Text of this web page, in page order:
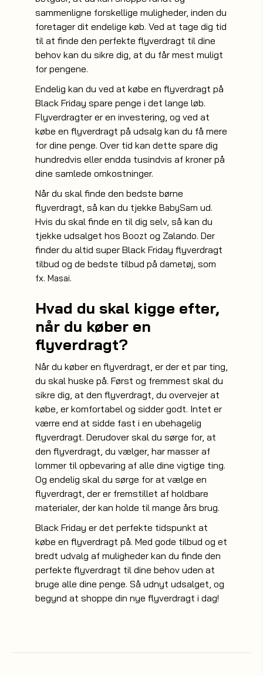
sammenligne forskellige muligheder, inden du
foretager dit endelige køb. Ved at tage dig tid
til at finde den perfekte flyverdragt til dine
behov kan du sikre dig, at du får mest muligt
for pengene.
Endelig kan du ved at købe en flyverdragt på
Black Friday spare penge i det lange løb.
Flyverdragter er en investering, og ved at
købe en flyverdragt på udsalg kan du få mere
for dine penge. Over tid kan dette spare dig
hundredvis eller endda tusindvis af kroner på
dine samlede omkostninger.
Når du skal finde den bedste børne
flyverdragt, så kan du tjekke BabySam ud.
Hvis du skal finde en til dig selv, så kan du
tjekke udsalget hos Boozt og Zalando. Der
finder du altid super Black Friday flyverdragt
tilbud og de bedste tilbud på dametøj, som
fx. Masai.
Hvad du skal kigge efter,
når du køber en
flyverdragt?
Når du køber en flyverdragt, er der et par ting,
du skal huske på. Først og fremmest skal du
sikre dig, at den flyverdragt, du overvejer at
købe, er komfortabel og sidder godt. Intet er
værre end at sidde fast i en ubehagelig
flyverdragt. Derudover skal du sørge for, at
den flyverdragt, du vælger, har masser af
lommer til opbevaring af alle dine vigtige ting.
Og endelig skal du sørge for at vælge en
flyverdragt, der er fremstillet af holdbare
materialer, der kan holde til mange års brug.
Black Friday er det perfekte tidspunkt at
købe en flyverdragt på. Med gode tilbud og et
bredt udvalg af muligheder kan du finde den
perfekte flyverdragt til dine behov uden at
bruge alle dine penge. Så udnyt udsalget, og
begynd at shoppe din nye flyverdragt i dag!